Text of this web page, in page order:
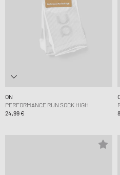
ON
PERFORMANCE RUN SOCK HIGH
24,99 €